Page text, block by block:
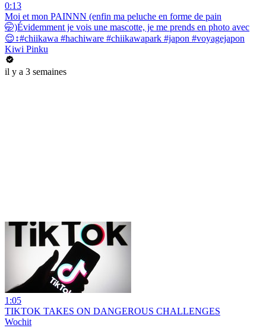
0:13
Moi et mon PAINNN (enfin ma peluche en forme de pain
🤭)Évidemment je vois une mascotte, je me prends en photo avec
😌↕️#chiikawa #hachiware #chiikawapark #japon #voyagejapon
Kiwi Pinku
il y a 3 semaines
1:05
TIKTOK TAKES ON DANGEROUS CHALLENGES
Wochit